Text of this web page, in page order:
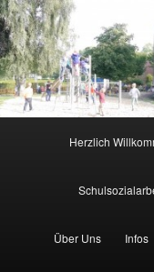
Zum
primären
Inhalt
springen
Herzlich
Über Uns Infos